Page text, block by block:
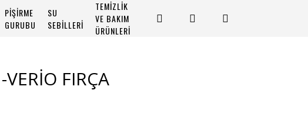
PİŞİRME
GURUBU
SU
SEBİLLERİ
TEMİZLİK
VE BAKIM
ÜRÜNLERİ
FIRÇA